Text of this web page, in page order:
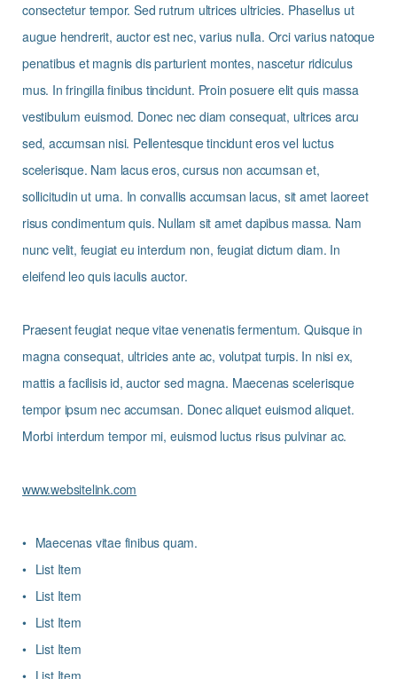
consectetur tempor. Sed rutrum ultrices ultricies. Phasellus ut
augue hendrerit, auctor est nec, varius nulla. Orci varius natoque
penatibus et magnis dis parturient montes, nascetur ridiculus
mus. In fringilla finibus tincidunt. Proin posuere elit quis massa
vestibulum euismod. Donec nec diam consequat, ultrices arcu
sed, accumsan nisi. Pellentesque tincidunt eros vel luctus
scelerisque. Nam lacus eros, cursus non accumsan et,
sollicitudin ut urna. In convallis accumsan lacus, sit amet laoreet
risus condimentum quis. Nullam sit amet dapibus massa. Nam
nunc velit, feugiat eu interdum non, feugiat dictum diam. In
eleifend leo quis iaculis auctor.
Praesent feugiat neque vitae venenatis fermentum. Quisque in
magna consequat, ultricies ante ac, volutpat turpis. In nisi ex,
mattis a facilisis id, auctor sed magna. Maecenas scelerisque
tempor ipsum nec accumsan. Donec aliquet euismod aliquet.
Morbi interdum tempor mi, euismod luctus risus pulvinar ac.
www.websitelink.com
Maecenas vitae finibus quam.
List Item
List Item
List Item
List Item
List Item